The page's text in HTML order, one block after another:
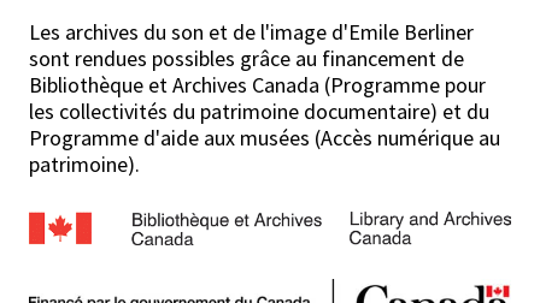
Les archives du son et de l'image d'Emile Berliner
sont rendues possibles grâce au financement de
Bibliothèque et Archives Canada (Programme pour
les collectivités du patrimoine documentaire) et du
Programme d'aide aux musées (Accès numérique au
patrimoine).